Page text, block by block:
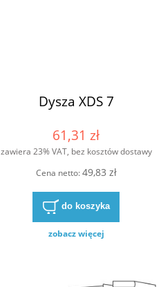
Dysza XDS 7
61,31 zł
zawiera 23% VAT, bez kosztów dostawy
Cena netto:49,83 zł
do koszyka
zobacz więcej